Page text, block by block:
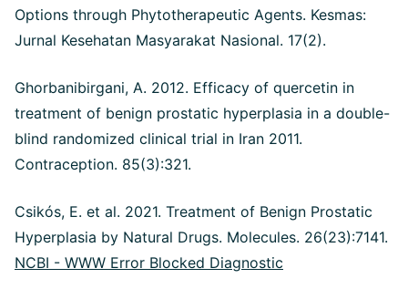
Options through Phytotherapeutic Agents. Kesmas:
Jurnal Kesehatan Masyarakat Nasional. 17(2).
Ghorbanibirgani, A. 2012. Efficacy of quercetin in
treatment of benign prostatic hyperplasia in a double-
blind randomized clinical trial in Iran 2011.
Contraception. 85(3):321.
Csikós, E. et al. 2021. Treatment of Benign Prostatic
Hyperplasia by Natural Drugs. Molecules. 26(23):7141.
NCBI - WWW Error Blocked Diagnostic